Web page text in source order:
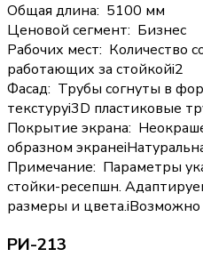
Общая длина: 5100 мм
Ценовой сегмент: Бизнес
Рабочих мест: Количество
работающих за стойкойi2
Фасад: Трубы согнуты в
текстуруi3D пластиковые
Покрытие экрана:
образном экранеi
Примечание: Параметры
стойки-ресепшн.
размеры и цвета.iВозможно
РИ-213